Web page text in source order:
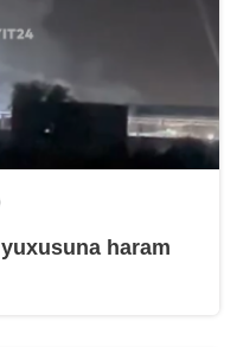
haram